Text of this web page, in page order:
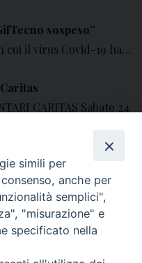
sospeso”
cui il virus Covid-19 ha…
CARITAS Sabato 24
caritative
simili per
anche per
semplici",
"misurazione" e
specificato nella